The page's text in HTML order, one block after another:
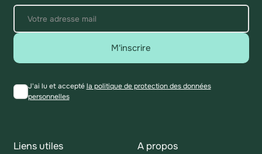
M'inscrire
J'ai lu et acceptéla politique de protection des données
personnelles
Liens utiles A propos